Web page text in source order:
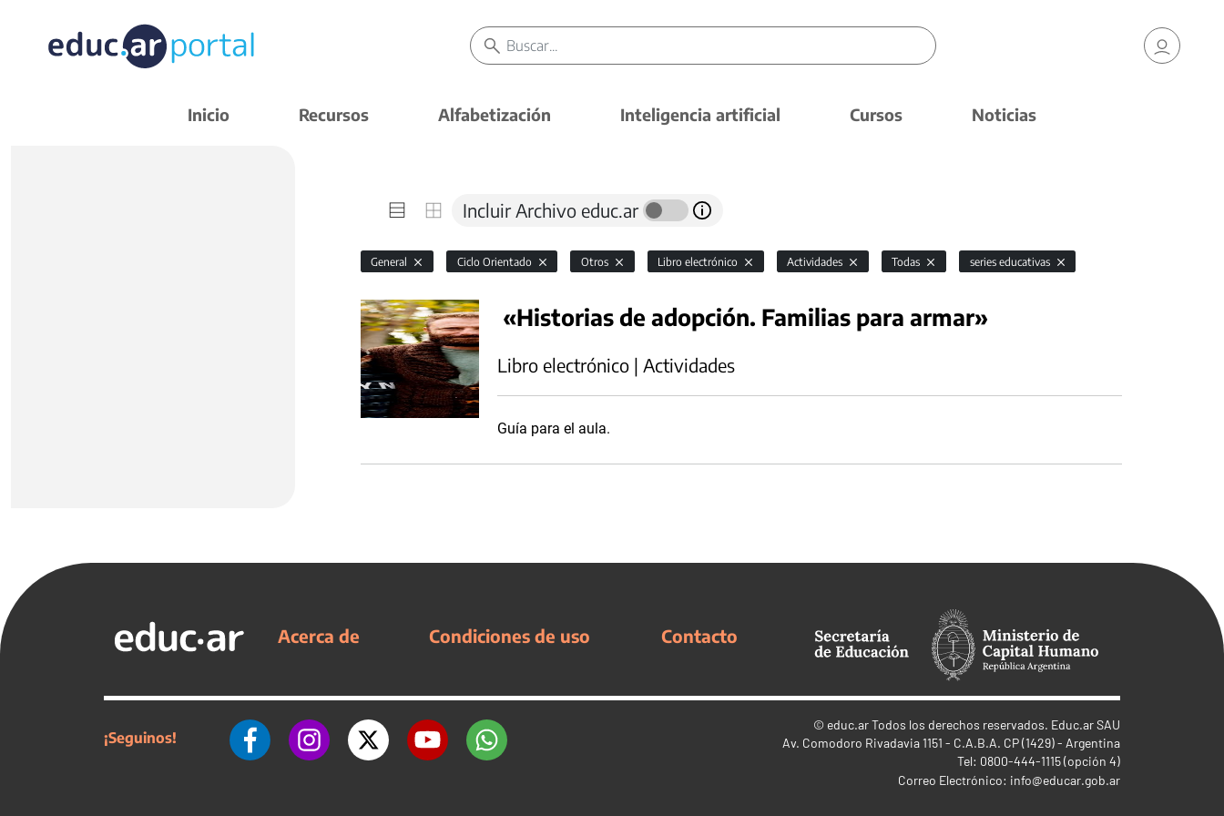
Inicio Recursos Alfabetización Inteligencia artificial Cursos Noticias
Incluir Archivo educ.ar
General Ciclo Orientado Otros Libro electrónico Actividades Todas series educativas
«Historias de adopción. Familias para armar»
Libro electrónico | Actividades
Guía para el aula.
Acerca de Condiciones de uso Contacto
¡Seguinos!
© educ.arTodos los derechos reservados. Educ.ar SAU
Av. Comodoro Rivadavia 1151 - C.A.B.A. CP (1429) - Argentina
Tel: 0800-444-1115 (opción 4)
Correo Electrónico: info@educar.gob.ar